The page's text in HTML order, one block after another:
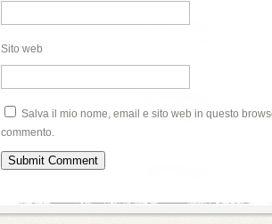
Sito web
Salva il mio nome, email e sito web in questo
commento.